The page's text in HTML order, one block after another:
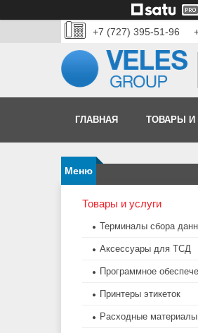
+7 (727) 395-51-96
ГЛАВНАЯ ТОВАРЫ И
Товары и услуги
Терминалы сбора
Аксессуары для ТСД
Программное
Принтеры этикеток
Расходные материалы